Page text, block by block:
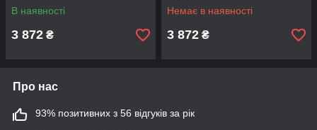
В наявності
3 872 ₴
Немає в наявності
3 872 ₴
Про нас
93% позитивних з 56 відгуків за рік